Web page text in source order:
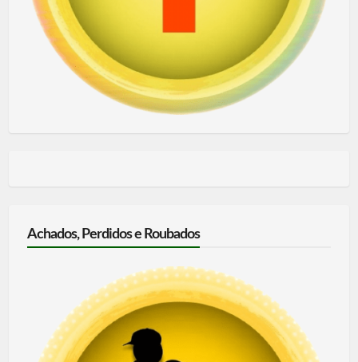
Achados, Perdidos e Roubados